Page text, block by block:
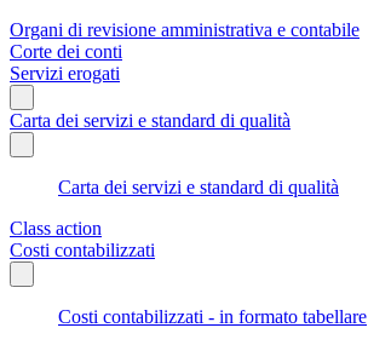
Organi di revisione amministrativa e contabile
Corte dei conti
Servizi erogati
Carta dei servizi e standard di qualità
Carta dei servizi e standard di qualità
Class action
Costi contabilizzati
Costi contabilizzati - in formato tabellare